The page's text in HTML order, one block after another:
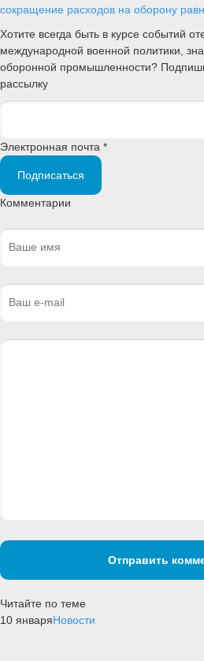
сокращение расходов на оборону
Хотите всегда быть в курсе событий
международной военной политики,
оборонной промышленности?
рассылку
Электронная почта *
Подписаться
Комментарии
Отправить
Читайте по теме
10 январяНовости